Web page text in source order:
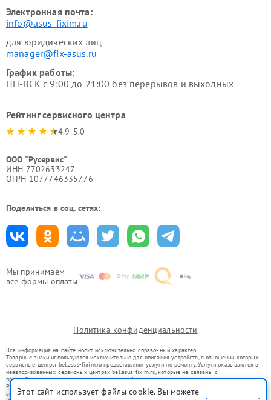
Мы принимаем
все формы оплаты
Электронная почта:
info@asus-fixim.ru
для юридических лиц
manager@fix-asus.ru
График работы:
ПН-ВСК с 9:00 до 21:00 без перерывов и выходных
Рейтинг сервисного центра
4.9-5.0
ООО "Русервис"
ИНН 7702633247
ОГРН 1077746335776
Поделиться в соц. сетях:
Политика конфиденциальности
Вся информация на сайте носит исключительно справочный характер.
Товарные знаки используются исключительно для описания устройств, в отношении которых
сервисные центры bel.asus-fixim.ru предоставляют услуги по ремонту. Услуги оказываются в
неавторизованных сервисных центрах bel.asus-fixim.ru, которые не связаны с
правообладателями товарных знаков или их официальными представителями.
Ремонт осуществляется для устройств, уже введенных в гражданский оборот в соответствии
со статьей 1487 ГК РФ.
Этот сайт использует файлы cookie. Вы можете